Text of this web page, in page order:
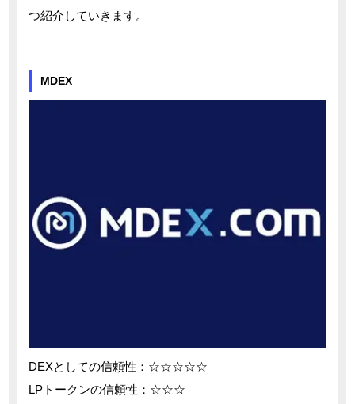
つ紹介していきます。
MDEX
DEXとしての信頼性：☆☆☆☆☆
LPトークンの信頼性：☆☆☆